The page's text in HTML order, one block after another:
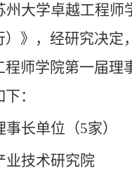
州大学卓越工程师
）》，经研究决定
程师学院第一届理
：
事长单位（5家）
业技术研究院